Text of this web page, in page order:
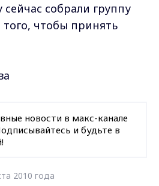
собрали группу
того, чтобы принять
новости в макс-канале
и будьте в
2010 года